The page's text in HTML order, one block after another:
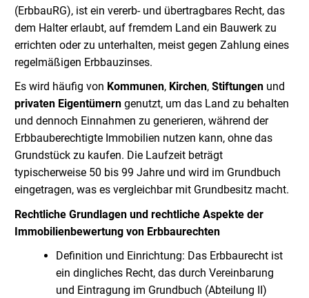
(ErbbauRG), ist ein vererb- und übertragbares Recht, das
dem Halter erlaubt, auf fremdem Land ein Bauwerk zu
errichten oder zu unterhalten, meist gegen Zahlung eines
regelmäßigen Erbbauzinses.
Es wird häufig von Kommunen, Kirchen, Stiftungen und
privaten Eigentümern genutzt, um das Land zu behalten
und dennoch Einnahmen zu generieren, während der
Erbbauberechtigte Immobilien nutzen kann, ohne das
Grundstück zu kaufen. Die Laufzeit beträgt
typischerweise 50 bis 99 Jahre und wird im Grundbuch
eingetragen, was es vergleichbar mit Grundbesitz macht.
Rechtliche Grundlagen und rechtliche Aspekte der
Immobilienbewertung von Erbbaurechten
Definition und Einrichtung: Das Erbbaurecht ist
ein dingliches Recht, das durch Vereinbarung
und Eintragung im Grundbuch (Abteilung II)